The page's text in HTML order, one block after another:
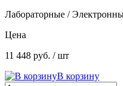
Лабораторные /
Цена
11 448 руб. / шт
В корзину